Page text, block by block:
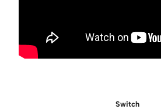
Switch